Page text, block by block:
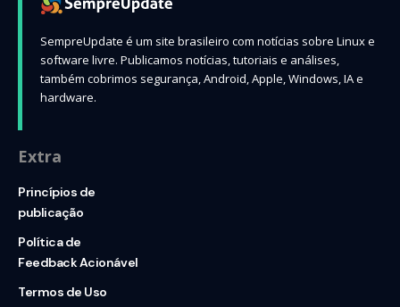
SempreUpdate é um site brasileiro com notícias sobre Linux e
software livre. Publicamos notícias, tutoriais e análises,
também cobrimos segurança, Android, Apple, Windows, IA e
hardware.
Extra
Princípios de
publicação
Política de
Feedback Acionável
Termos de Uso